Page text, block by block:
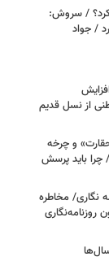
/ سروش:
/ جواد
از نسل قدیم
و چرخه
چرا باید پرسش
نگاری/ مخاطره
روزنامه‌نگاری